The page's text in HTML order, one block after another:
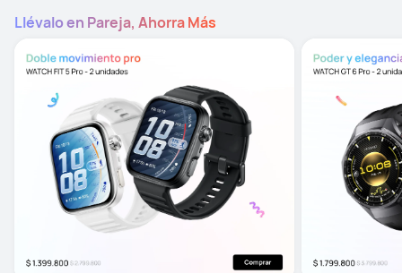
Llévalo en Pareja, Ahorra Más